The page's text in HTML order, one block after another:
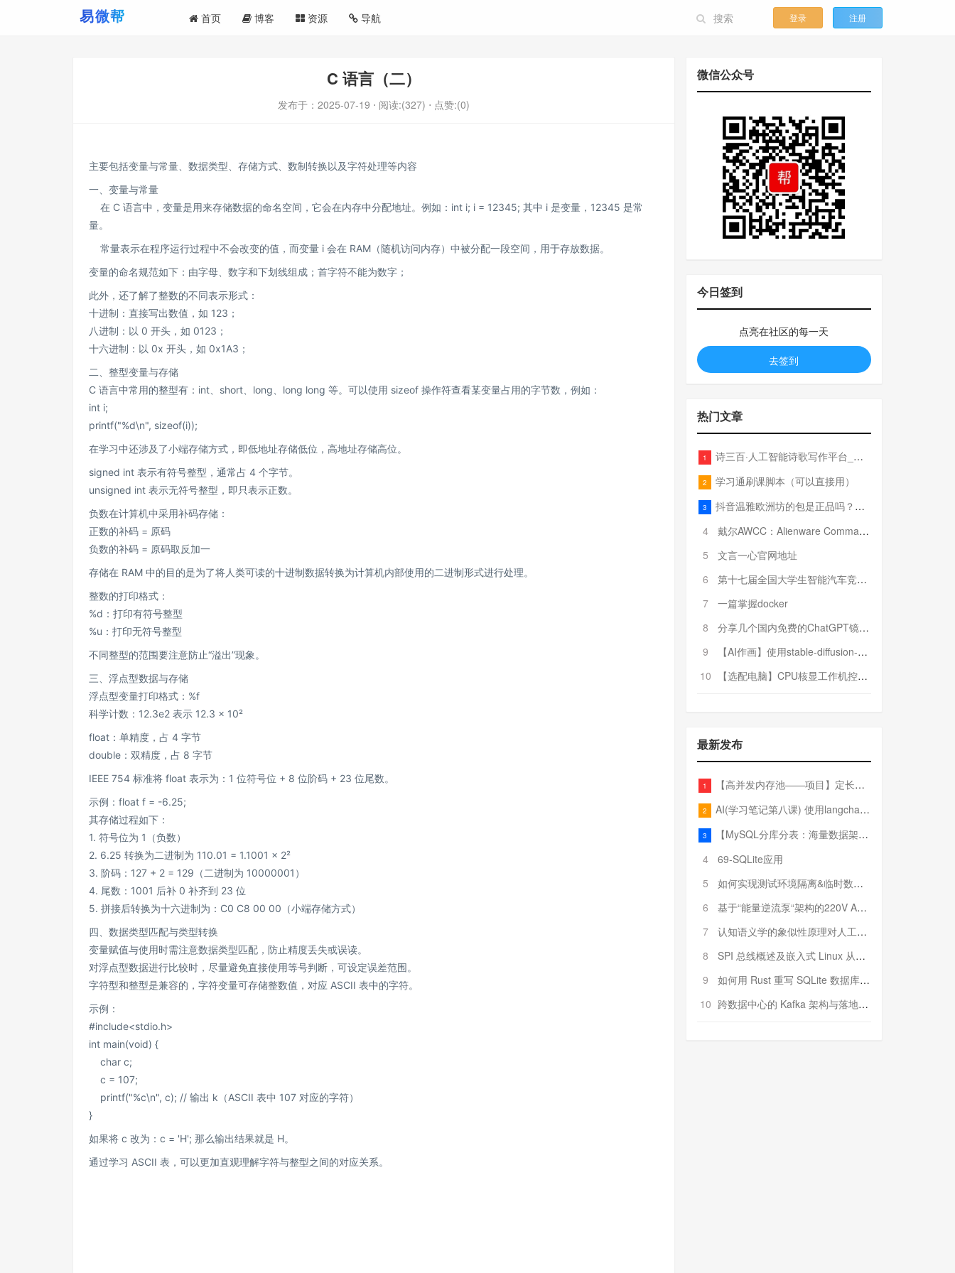
首页 博客 资源 导航 登录 注册
C 语言（二）
发布于： 2025-07-19 ⋅ 阅读:(327) ⋅ 点赞:(0)
主要包括变量与常量、数据类型、存储方式、数制转换以及字符处理等内容
一、变量与常量
在 C 语言中，变量是用来存储数据的命名空间，它会在内存中分配地址。例如：int i; i = 12345; 其中 i 是变量，12345 是常
量。
常量表示在程序运行过程中不会改变的值，而变量 i 会在 RAM（随机访问内存）中被分配一段空间，用于存放数据。
变量的命名规范如下：由字母、数字和下划线组成；首字符不能为数字；
此外，还了解了整数的不同表示形式：
十进制：直接写出数值，如 123；
八进制：以 0 开头，如 0123；
十六进制：以 0x 开头，如 0x1A3；
二、整型变量与存储
C 语言中常用的整型有：int、short、long、long long 等。可以使用 sizeof 操作符查看某变量占用的字节数，例如：
int i;
printf("%d\n", sizeof(i));
在学习中还涉及了小端存储方式，即低地址存储低位，高地址存储高位。
signed int 表示有符号整型，通常占 4 个字节。
unsigned int 表示无符号整型，即只表示正数。
负数在计算机中采用补码存储：
正数的补码 = 原码
负数的补码 = 原码取反加一
存储在 RAM 中的目的是为了将人类可读的十进制数据转换为计算机内部使用的二进制形式进行处理。
整数的打印格式：
%d：打印有符号整型
%u：打印无符号整型
不同整型的范围要注意防止“溢出”现象。
三、浮点型数据与存储
浮点型变量打印格式：%f
科学计数：12.3e2 表示 12.3 × 10²
float：单精度，占 4 字节
double：双精度，占 8 字节
IEEE 754 标准将 float 表示为：1 位符号位 + 8 位阶码 + 23 位尾数。
示例：float f = -6.25;
其存储过程如下：
1. 符号位为 1（负数）
2. 6.25 转换为二进制为 110.01 = 1.1001 × 2²
3. 阶码：127 + 2 = 129（二进制为 10000001）
4. 尾数：1001 后补 0 补齐到 23 位
5. 拼接后转换为十六进制为：C0 C8 00 00（小端存储方式）
四、数据类型匹配与类型转换
变量赋值与使用时需注意数据类型匹配，防止精度丢失或误读。
对浮点型数据进行比较时，尽量避免直接使用等号判断，可设定误差范围。
字符型和整型是兼容的，字符变量可存储整数值，对应 ASCII 表中的字符。
示例：
#include<stdio.h>
int main(void) {
char c;
c = 107;
printf("%c\n", c); // 输出 k（ASCII 表中 107 对应的字符）
}
如果将 c 改为：c = 'H'; 那么输出结果就是 H。
通过学习 ASCII 表，可以更加直观理解字符与整型之间的对应关系。
微信公众号
今日签到
点亮在社区的每一天
去签到
热门文章
1 诗三百·人工智能诗歌写作平台_在线作诗机_藏头诗生成器_电脑对联_姓名作诗
2 学习通刷课脚本（可以直接用）
3
抖音温雅欧洲坊的包是正品吗？温雅卖的包为啥那么便宜？
4
戴尔AWCC：Alienware Command Center 故障排除方法，里面附有超全详解呦，快来快来，欢迎观看~
5
文言一心官网地址
6
第十七届全国大学生智能汽车竞赛全国总决赛参赛队伍奖项公告
7
一篇掌握docker
8
分享几个国内免费的ChatGPT镜像网址(亲测有效-4月25日更新)
9
【AI作画】使用stable-diffusion-webui搭建AI作画平台
10
【选配电脑】CPU核显工作机控制预算5000
最新发布
1 【高并发内存池——项目】定长内存池——开胃小菜
2 AI(学习笔记第八课) 使用langchain的embedding models
3
【MySQL分库分表：海量数据架构的终极解决方案】
4
69-SQLite应用
5
如何实现测试环境隔离&临时数据库（pytest+SQLite）
6
基于“能量逆流泵“架构的220V AC至20V DC 300W高效电源设计
7
认知语义学的象似性原理对人工智能自然语言处理深层语义分析的影响与启示
8
SPI 总线概述及嵌入式 Linux 从属 SPI 设备驱动程序开发（第二部分，实践）
9
如何用 Rust 重写 SQLite 数据库（二）:是否有市场空间？
10 跨数据中心的 Kafka 架构与落地实战